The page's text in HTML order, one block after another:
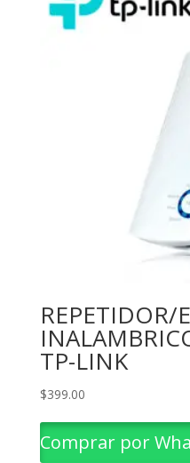
REPETIDOR/
TP-LINK
$399.00
Comprar por